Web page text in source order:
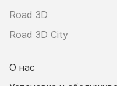
Road 3D
Road 3D City
О нас